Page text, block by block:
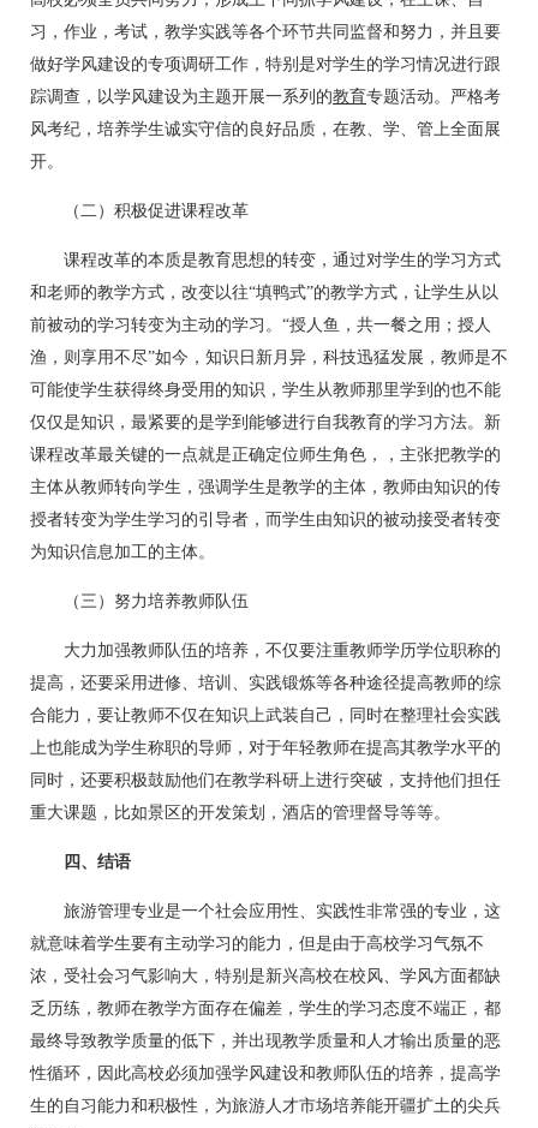
习，作业，考试，教学实践等各个环节共同监督和努力，并且要
做好学风建设的专项调研工作，特别是对学生的学习情况进行跟
踪调查，以学风建设为主题开展一系列的教育专题活动。严格考
风考纪，培养学生诚实守信的良好品质，在教、学、管上全面展
开。
（二）积极促进课程改革
课程改革的本质是教育思想的转变，通过对学生的学习方式
和老师的教学方式，改变以往“填鸭式”的教学方式，让学生从以
前被动的学习转变为主动的学习。“授人鱼，共一餐之用；授人
渔，则享用不尽”如今，知识日新月异，科技迅猛发展，教师是不
可能使学生获得终身受用的知识，学生从教师那里学到的也不能
仅仅是知识，最紧要的是学到能够进行自我教育的学习方法。新
课程改革最关键的一点就是正确定位师生角色，，主张把教学的
主体从教师转向学生，强调学生是教学的主体，教师由知识的传
授者转变为学生学习的引导者，而学生由知识的被动接受者转变
为知识信息加工的主体。
（三）努力培养教师队伍
大力加强教师队伍的培养，不仅要注重教师学历学位职称的
提高，还要采用进修、培训、实践锻炼等各种途径提高教师的综
合能力，要让教师不仅在知识上武装自己，同时在整理社会实践
上也能成为学生称职的导师，对于年轻教师在提高其教学水平的
同时，还要积极鼓励他们在教学科研上进行突破，支持他们担任
重大课题，比如景区的开发策划，酒店的管理督导等等。
四、结语
旅游管理专业是一个社会应用性、实践性非常强的专业，这
就意味着学生要有主动学习的能力，但是由于高校学习气氛不
浓，受社会习气影响大，特别是新兴高校在校风、学风方面都缺
乏历练，教师在教学方面存在偏差，学生的学习态度不端正，都
最终导致教学质量的低下，并出现教学质量和人才输出质量的恶
性循环，因此高校必须加强学风建设和教师队伍的培养，提高学
生的自习能力和积极性，为旅游人才市场培养能开疆扩土的尖兵